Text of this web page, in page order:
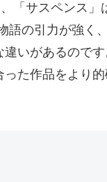
「サスペンス」
語の引力が強く
いがあるので
た作品をより